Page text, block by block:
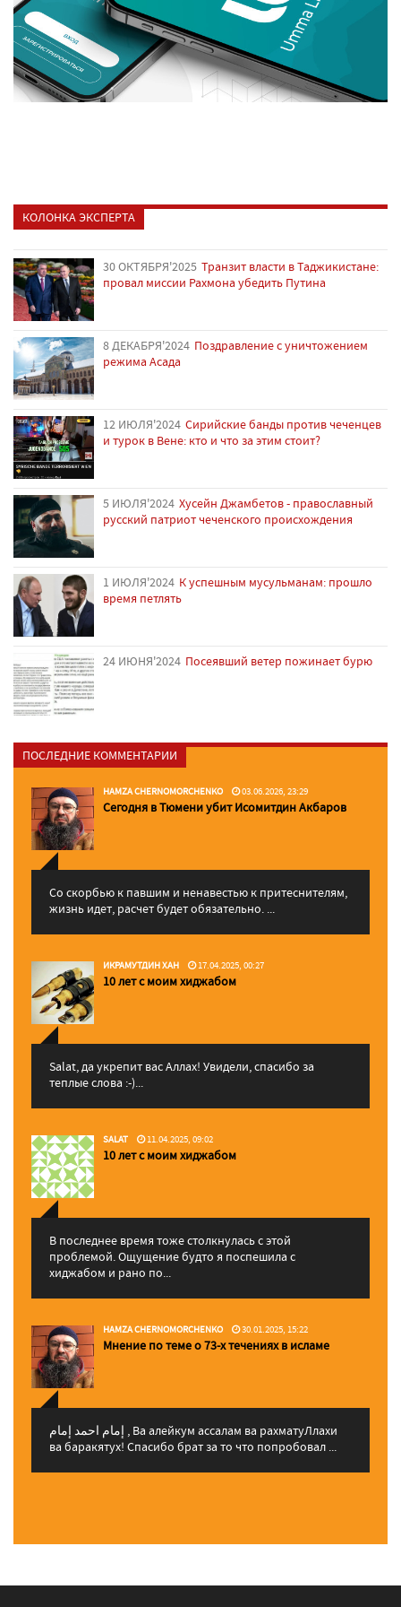
КОЛОНКА ЭКСПЕРТА
30 ОКТЯБРЯ'2025 Транзит власти в Таджикистане:
провал миссии Рахмона убедить Путина
8 ДЕКАБРЯ'2024 Поздравление с уничтожением
режима Асада
12 ИЮЛЯ'2024 Сирийские банды против чеченцев
и турок в Вене: кто и что за этим стоит?
5 ИЮЛЯ'2024 Хусейн Джамбетов - православный
русский патриот чеченского происхождения
1 ИЮЛЯ'2024 К успешным мусульманам: прошло
время петлять
24 ИЮНЯ'2024 Посеявший ветер пожинает бурю
ПОСЛЕДНИЕ КОММЕНТАРИИ
HAMZA CHERNOMORCHENKO 03.06.2026, 23:29
Сегодня в Тюмени убит Исомитдин Акбаров
Со скорбью к павшим и ненавестью к притеснителям,
жизнь идет, расчет будет обязательно. ...
ИКРАМУТДИН ХАН 17.04.2025, 00:27
10 лет с моим хиджабом
Salat, да укрепит вас Аллаx! Увидели, спасибо за
теплые слова :-)...
SALAT 11.04.2025, 09:02
10 лет с моим хиджабом
В последнее время тоже столкнулась с этой
проблемой. Ощущение будто я поспешила с
хиджабом и рано по...
HAMZA CHERNOMORCHENKO 30.01.2025, 15:22
Мнение по теме о 73-х течениях в исламе
إمام احمد إمام , Ва алейкум ассалам ва рахматуЛлахи
ва баракятух! Спасибо брат за то что попробовал ...